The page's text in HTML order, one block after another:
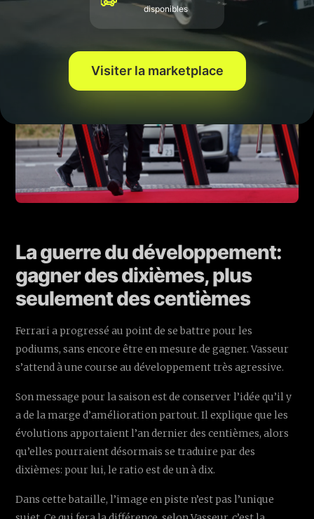
La guerre du développement:
gagner des dixièmes, plus
seulement des centièmes
Ferrari a progressé au point de se battre pour les
podiums, sans encore être en mesure de gagner. Vasseur
s’attend à une course au développement très agressive.
Son message pour la saison est de conserver l’idée qu’il y
a de la marge d’amélioration partout. Il explique que les
évolutions apportaient l’an dernier des centièmes, alors
qu’elles pourraient désormais se traduire par des
dixièmes: pour lui, le ratio est de un à dix.
Dans cette bataille, l’image en piste n’est pas l’unique
disponibles
Visiter la marketplace